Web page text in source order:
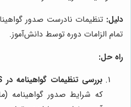
دلیل:
تمام الزامات دوره توسط دانش‌آموز.
راه حل:
بررسی تنظیمات گواهینامه در LMS:
که شرایط صدور گواهینامه